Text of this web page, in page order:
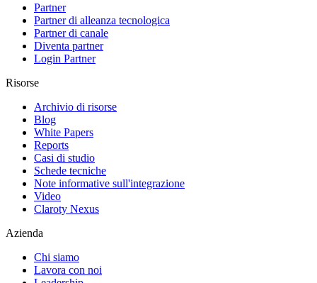
Partner
Partner di alleanza tecnologica
Partner di canale
Diventa partner
Login Partner
Risorse
Archivio di risorse
Blog
White Papers
Reports
Casi di studio
Schede tecniche
Note informative sull'integrazione
Video
Claroty Nexus
Azienda
Chi siamo
Lavora con noi